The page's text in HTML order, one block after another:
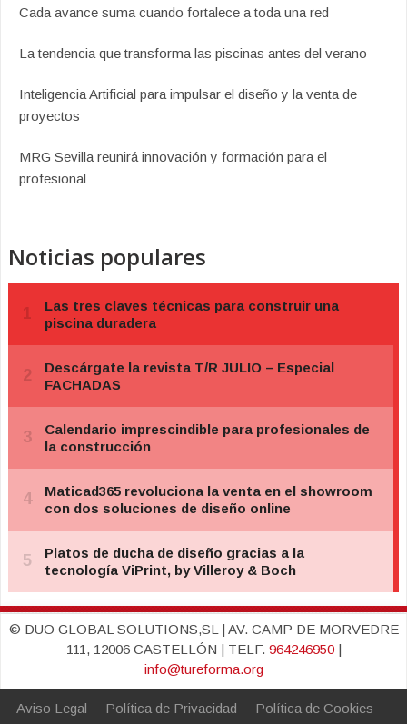
Cada avance suma cuando fortalece a toda una red
La tendencia que transforma las piscinas antes del verano
Inteligencia Artificial para impulsar el diseño y la venta de
proyectos
MRG Sevilla reunirá innovación y formación para el
profesional
Noticias populares
© DUO GLOBAL SOLUTIONS,SL | AV. CAMP DE MORVEDRE
111, 12006 CASTELLÓN | TELF. 964246950|
info@tureforma.org
Aviso Legal Política de Privacidad
Política de Cookies